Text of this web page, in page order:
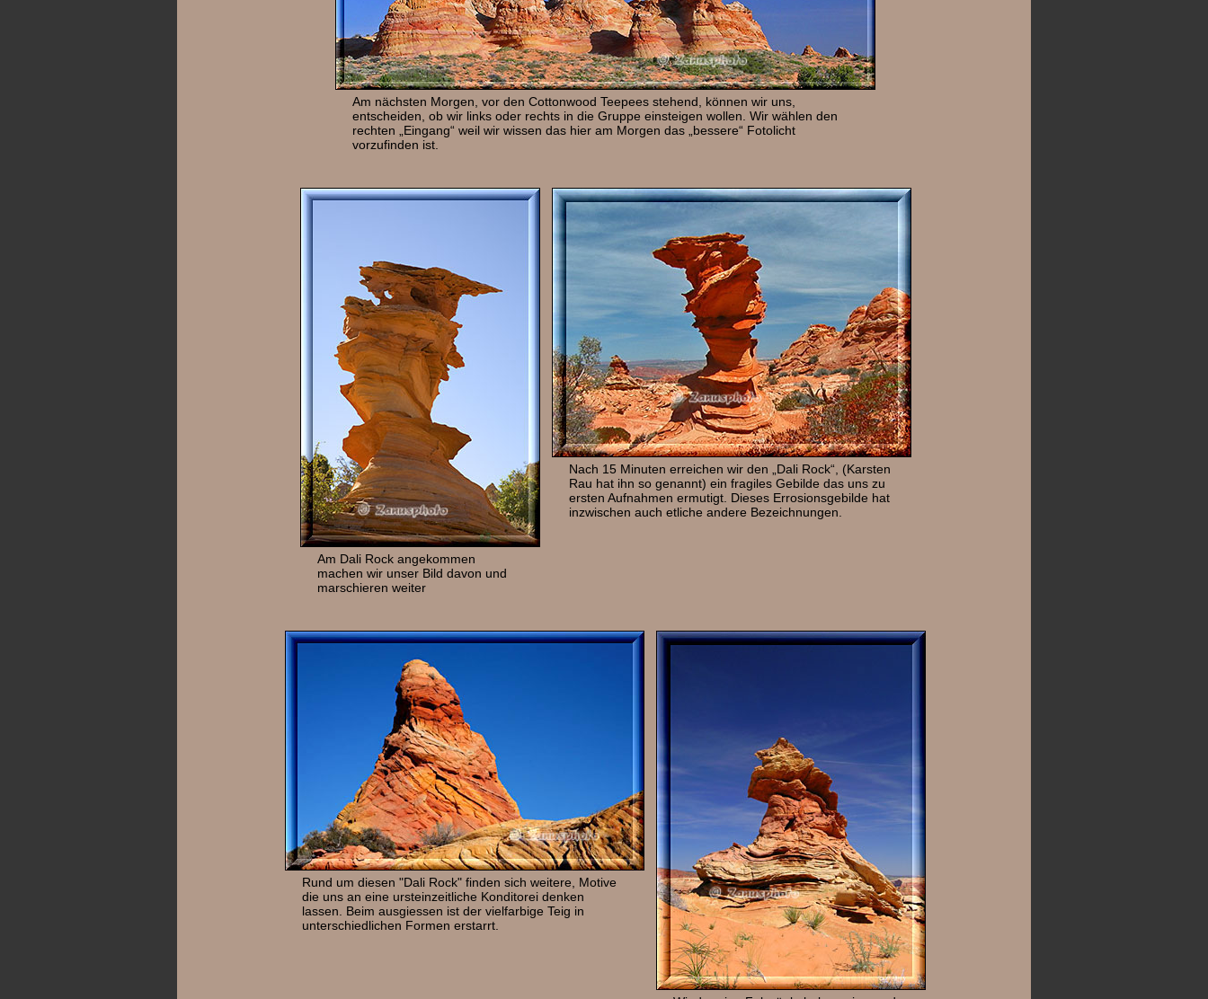
Am nächsten Morgen, vor den Cottonwood Teepees stehend, können wir uns,
entscheiden, ob wir links oder rechts in die Gruppe einsteigen wollen. Wir wählen den
rechten „Eingang“ weil wir wissen das hier am Morgen das „bessere“ Fotolicht
vorzufinden ist.
Am Dali Rock angekommen
machen wir unser Bild davon und
marschieren weiter
Nach 15 Minuten erreichen wir den „Dali Rock“, (Karsten
Rau hat ihn so genannt) ein fragiles Gebilde das uns zu
ersten Aufnahmen ermutigt. Dieses Errosionsgebilde hat
inzwischen auch etliche andere Bezeichnungen.
Rund um diesen "Dali Rock" finden sich weitere, Motive
die uns an eine ursteinzeitliche Konditorei denken
lassen. Beim ausgiessen ist der vielfarbige Teig in
unterschiedlichen Formen erstarrt.